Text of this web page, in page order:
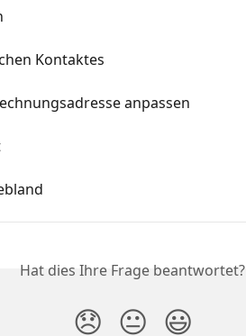
Kontaktes
anpassen
Hat dies Ihre Frage beantwortet?
😞 😐 😃